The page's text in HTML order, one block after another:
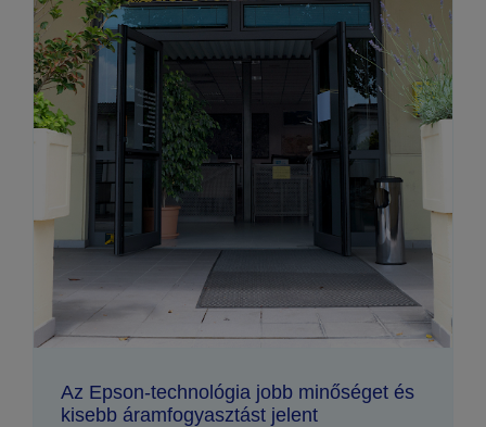
Az Epson-technológia jobb minőséget és
kisebb áramfogyasztást jelent